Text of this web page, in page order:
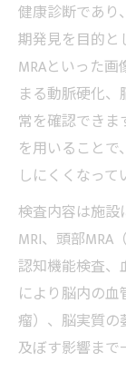
脳ド
気になる
脳ド
検
脳ド
血管
脳ド
血管の異
脳ド
頸動
脳ド
血管
健康診断であり
期発見を目的と
MRAといった
まる動脈硬化
常を確認できま
を用いること
しにくくなって
検査内容は施
MRI、頭部MRA
認知機能検査、
により脳内の
瘤）、脳実質の
及ぼす影響まで